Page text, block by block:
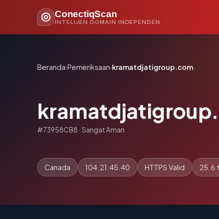
ConectiqScan
INTELIJEN DOMAIN INDEPENDEN
Beranda›Pemeriksaan›kramatdjatigroup.com
#73958CB8 · Sangat Aman
Canada 104.21.45.40 HTTPS Valid 25.6